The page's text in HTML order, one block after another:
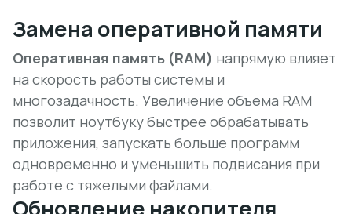
Замена оперативной памяти
Оперативная память (RAM) напрямую влияет
на скорость работы системы и
многозадачность. Увеличение объема RAM
позволит ноутбуку быстрее обрабатывать
приложения, запускать больше программ
одновременно и уменьшить подвисания при
работе с тяжелыми файлами.
Обновление накопителя